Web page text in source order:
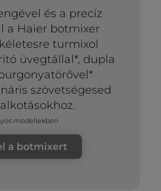
és a precíz
a Haier botmixer
turmixol
üvegtállal*, dupla
szövetségesed
modellekben
a botmixert